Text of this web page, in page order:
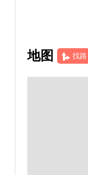
地图 找路